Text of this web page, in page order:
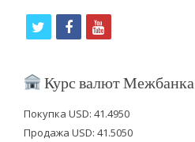
i
t
f
c
b
y
u
u
Курс валют Межбанка
Покупка USD: 41.4950
Продажа USD: 41.5050